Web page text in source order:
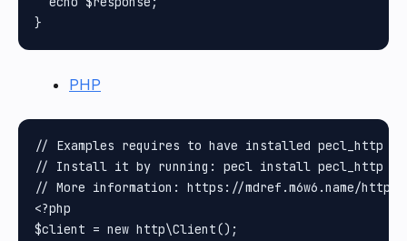
PHP
// Examples requires to have installed pecl_http
// Install it by running: pecl install pecl_http
// More information: https://mdref.m6w6.name/http
<?php
$client = new http\Client();